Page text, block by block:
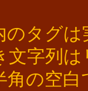
のタグ
文字列
角の空